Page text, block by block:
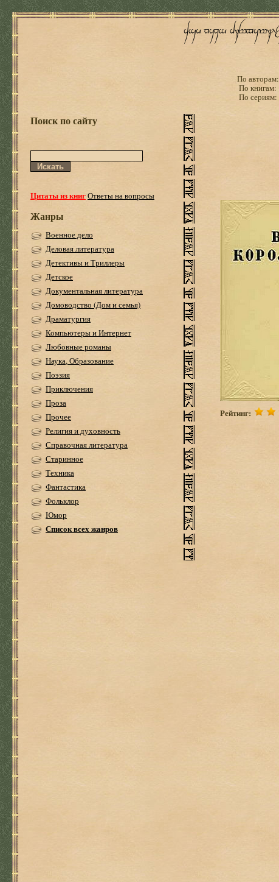
По авторам:
По книгам:
По сериям:
Поиск по сайту
Цитаты из книгОтветы на вопросы
Жанры
Военное дело
Деловая литература
Детективы и Триллеры
Детское
Документальная литература
Домоводство (Дом и семья)
Драматургия
Компьютеры и Интернет
Любовные романы
Наука, Образование
Поэзия
Приключения
Проза
Прочее
Религия и духовность
Справочная литература
Старинное
Техника
Фантастика
Фольклор
Юмор
Список всех жанров
Рейтинг: